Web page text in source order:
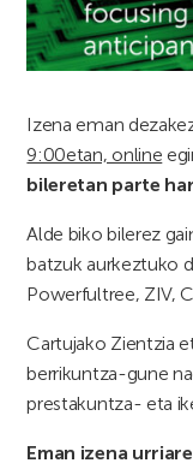
Izena eman
9:00etan, online
bileretan parte
Alde biko bilerez
batzuk aurkeztuko
Powerfultree, ZIV,
Cartujako Zientzia
berrikuntza-gune
prestakuntza- eta
Eman izena